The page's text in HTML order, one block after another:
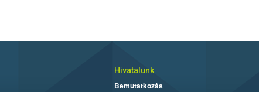
Hivatalunk
Bemutatkozás